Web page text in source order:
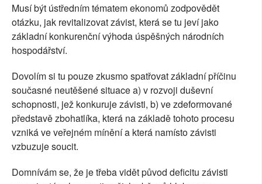
Musí být ústředním tématem ekonomů zodpovědět
otázku, jak revitalizovat závist, která se tu jeví jako
základní konkurenční výhoda úspěšných národních
hospodářství.
Dovolím si tu pouze zkusmo spatřovat základní příčinu
současné neutěšené situace a) v rozvoji duševní
schopnosti, jež konkuruje závisti, b) ve zdeformované
představě zbohatlíka, která na základě tohoto procesu
vzniká ve veřejném mínění a která namísto závisti
vzbuzuje soucit.
Domnívám se, že je třeba vidět původ deficitu závisti